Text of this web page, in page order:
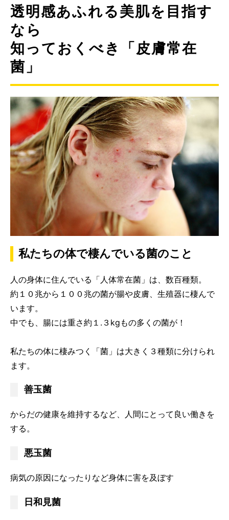
透明感あふれる美肌を目指す
なら
知っておくべき「皮膚常在
菌」
私たちの体で棲んでいる菌のこと
人の身体に住んでいる「人体常在菌」は、数百種類。
約１０兆から１００兆の菌が腸や皮膚、生殖器に棲んで
います。
中でも、腸には重さ約１.３kgもの多くの菌が！
私たちの体に棲みつく「菌」は大きく３種類に分けられ
ます。
善玉菌
からだの健康を維持するなど、人間にとって良い働きを
する。
悪玉菌
病気の原因になったりなど身体に害を及ぼす
日和見菌